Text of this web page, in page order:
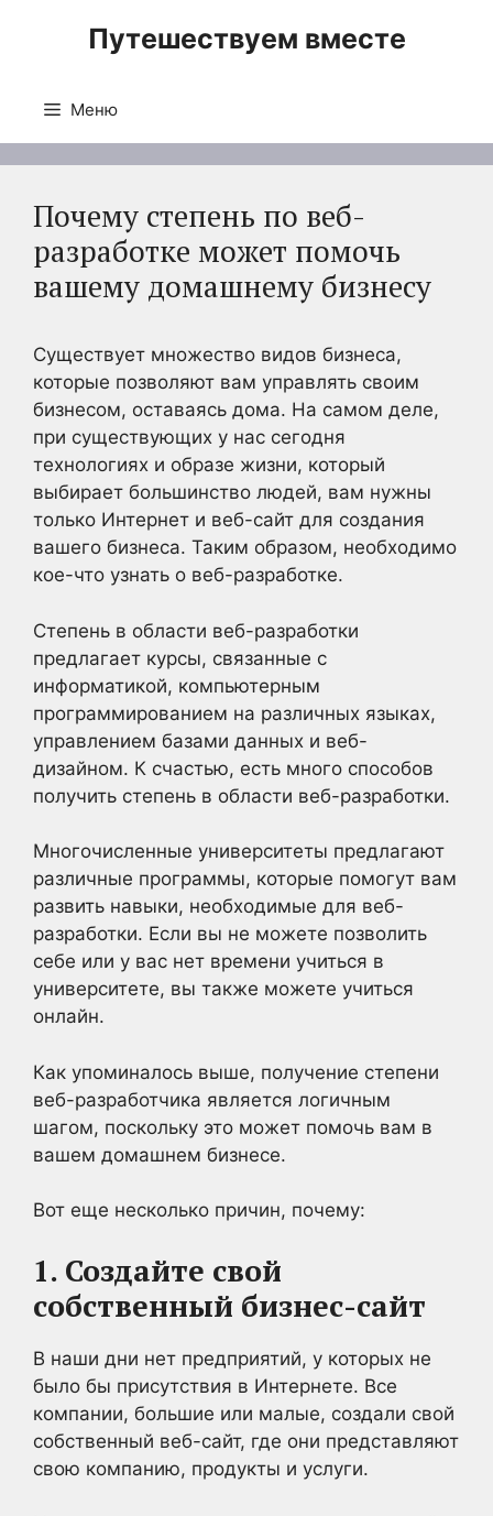
Путешествуем вместе
Меню
Почему степень по веб-
разработке может помочь
вашему домашнему бизнесу
Существует множество видов бизнеса,
которые позволяют вам управлять своим
бизнесом, оставаясь дома. На самом деле,
при существующих у нас сегодня
технологиях и образе жизни, который
выбирает большинство людей, вам нужны
только Интернет и веб-сайт для создания
вашего бизнеса. Таким образом, необходимо
кое-что узнать о веб-разработке.
Степень в области веб-разработки
предлагает курсы, связанные с
информатикой, компьютерным
программированием на различных языках,
управлением базами данных и веб-
дизайном. К счастью, есть много способов
получить степень в области веб-разработки.
Многочисленные университеты предлагают
различные программы, которые помогут вам
развить навыки, необходимые для веб-
разработки. Если вы не можете позволить
себе или у вас нет времени учиться в
университете, вы также можете учиться
онлайн.
Как упоминалось выше, получение степени
веб-разработчика является логичным
шагом, поскольку это может помочь вам в
вашем домашнем бизнесе.
Вот еще несколько причин, почему:
1. Создайте свой
собственный бизнес-сайт
В наши дни нет предприятий, у которых не
было бы присутствия в Интернете. Все
компании, большие или малые, создали свой
собственный веб-сайт, где они представляют
свою компанию, продукты и услуги.